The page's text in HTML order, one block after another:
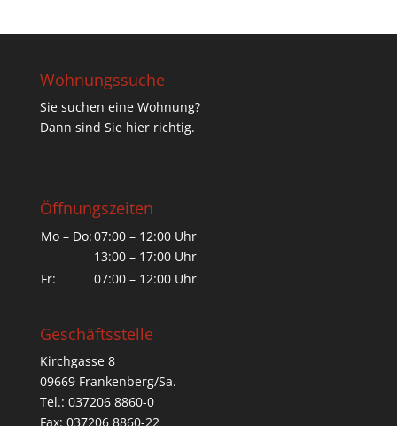
Wohnungssuche
Sie suchen eine Wohnung?
Dann sind Sie hier richtig.
Öffnungszeiten
Mo – Do:07:00 – 12:00 Uhr
13:00 – 17:00 Uhr
Fr:
07:00 – 12:00 Uhr
Geschäftsstelle
Kirchgasse 8
09669 Frankenberg/Sa.
Tel.: 037206 8860-0
Fax: 037206 8860-22